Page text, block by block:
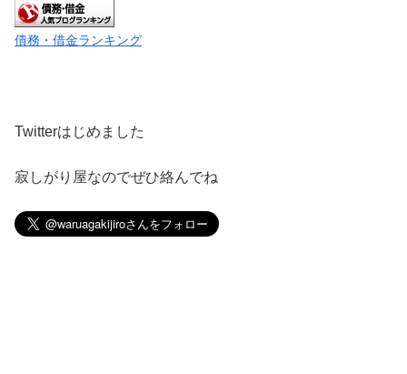
債務・借金ランキング
Twitterはじめました
寂しがり屋なのでぜひ絡んでね